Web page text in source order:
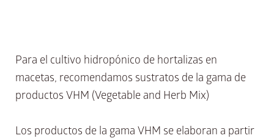
Para el cultivo hidropónico de hortalizas en
macetas, recomendamos sustratos de la gama de
productos VHM (Vegetable and Herb Mix)
Los productos de la gama VHM se elaboran a partir